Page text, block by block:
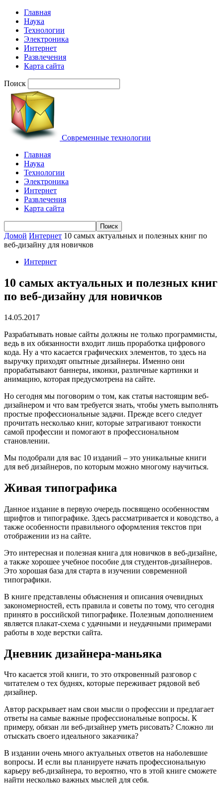
Главная
Наука
Технологии
Электроника
Интернет
Развлечения
Карта сайта
Поиск
Современные технологии
Главная
Наука
Технологии
Электроника
Интернет
Развлечения
Карта сайта
Домой Интернет 10 самых актуальных и полезных книг по
веб-дизайну для новичков
Интернет
10 самых актуальных и полезных книг
по веб-дизайну для новичков
14.05.2017
Разрабатывать новые сайты должны не только программисты,
ведь в их обязанности входит лишь проработка цифрового
кода. Ну а что касается графических элементов, то здесь на
выручку приходят опытные дизайнеры. Именно они
прорабатывают баннеры, иконки, различные картинки и
анимацию, которая предусмотрена на сайте.
Но сегодня мы поговорим о том, как статья настоящим веб-
дизайнером и что вам требуется знать, чтобы уметь выполнять
простые профессиональные задачи. Прежде всего следует
прочитать несколько книг, которые затрагивают тонкости
самой профессии и помогают в профессиональном
становлении.
Мы подобрали для вас 10 изданий – это уникальные книги
для веб дизайнеров, по которым можно многому научиться.
Живая типографика
Данное издание в первую очередь посвящено особенностям
шрифтов и типографике. Здесь рассматривается и ководство, а
также особенности правильного оформления текстов при
отображении из на сайте.
Это интересная и полезная книга для новичков в веб-дизайне,
а также хорошее учебное пособие для студентов-дизайнеров.
Это хорошая база для старта в изучении современной
типографики.
В книге представлены объяснения и описания очевидных
закономерностей, есть правила и советы по тому, что сегодня
принято в российской типографике. Полезным дополнением
является плакат-схема с удачными и неудачными примерами
работы в ходе верстки сайта.
Дневник дизайнера-маньяка
Что касается этой книги, то это откровенный разговор с
читателем о тех буднях, которые переживает рядовой веб
дизайнер.
Автор раскрывает нам свои мысли о профессии и предлагает
ответы на самые важные профессиональные вопросы. К
примеру, обязан ли веб-дизайнер уметь рисовать? Сложно ли
отыскать своего идеального заказчика?
В издании очень много актуальных ответов на наболевшие
вопросы. И если вы планируете начать профессиональную
карьеру веб-дизайнера, то вероятно, что в этой книге сможете
найти несколько важных мыслей для себя.